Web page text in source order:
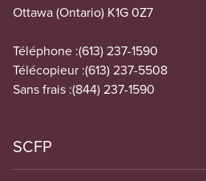
Ottawa (Ontario) K1G 0Z7
Téléphone :(613) 237-1590
Télécopieur :(613) 237-5508
Sans frais :(844) 237-1590
SCFP